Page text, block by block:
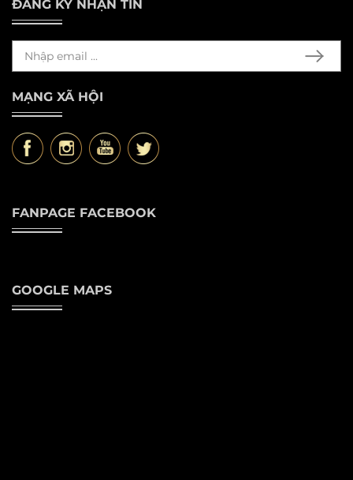
ĐĂNG KÝ NHẬN TIN
MẠNG XÃ HỘI
FANPAGE FACEBOOK
GOOGLE MAPS